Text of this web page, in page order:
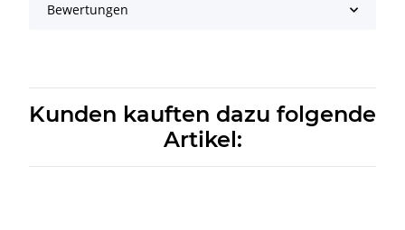
Bewertungen
Kunden kauften dazu folgende
Artikel: